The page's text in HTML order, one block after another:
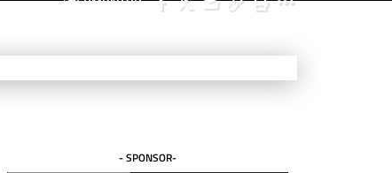
- SPONSOR-